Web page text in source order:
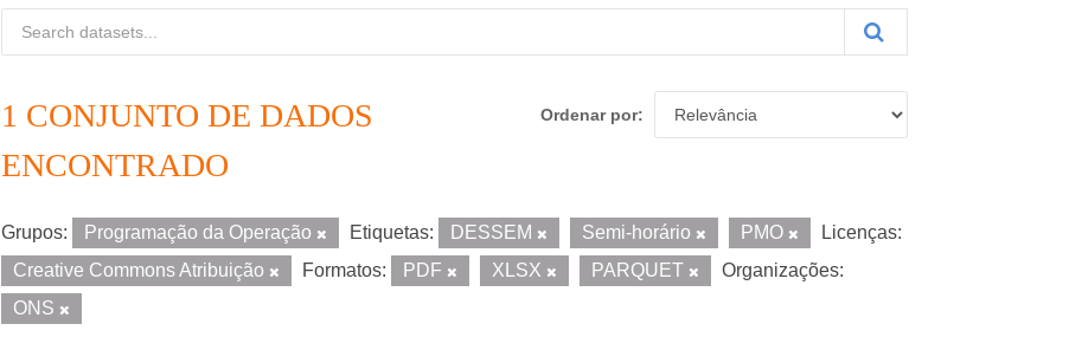
Ordenar por
1 CONJUNTO DE DADOS
ENCONTRADO
Grupos: Programação da Operação Etiquetas: DESSEM Semi-horário PMO
Licenças:
Creative Commons Atribuição
Formatos: PDF XLSX PARQUET
Organizações:
ONS